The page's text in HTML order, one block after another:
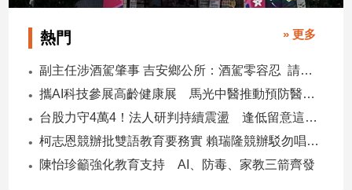
熱門 » 更多
副主任涉酒駕肇事 吉安鄉公所：酒駕零容忍 請辭獲准
攜AI科技參展高齡健康展 馬光中醫推動預防醫學迎接長壽新經濟
台股力守4萬4！法人研判持續震盪 逢低留意這些族群
柯志恩競辦批雙語教育要務實 賴瑞隆競辦駁勿唱衰高雄
陳怡珍籲強化教育支持 AI、防毒、家教三箭齊發